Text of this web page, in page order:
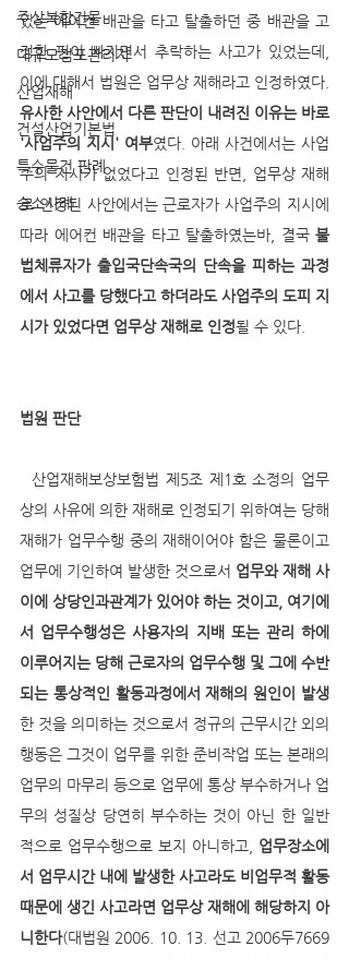
주상복합건물
대규모점포관리자
산업재해
건설산업기본법
특수물건 판례
승소사례
있는 에어컨 배관을 타고 탈출하던 중 배관을 고
정한 핀이 빠지면서 추락하는 사고가 있었는데,
유사한 사안에서 다른 판단이 내려진 이유는 바로
'사업주의 지시' 여부였다. 아래 사건에서는 사업
주의 지시가 없었다고 인정된 반면, 업무상 재해
로 인정된 사안에서는 근로자가 사업주의 지시에
따라 에어컨 배관을 타고 탈출하였는바, 결국 불
법체류자가 출입국단속국의 단속을 피하는 과정
에서 사고를 당했다고 하더라도 사업주의 도피 지
시가 있었다면 업무상 재해로 인정될 수 있다.
법원 판단
  산업재해보상보험법 제5조 제1호 소정의 업무
상의 사유에 의한 재해로 인정되기 위하여는 당해
재해가 업무수행 중의 재해이어야 함은 물론이고
업무에 기인하여 발생한 것으로서 업무와 재해 사
이에 상당인과관계가 있어야 하는 것이고, 여기에
서 업무수행성은 사용자의 지배 또는 관리 하에
이루어지는 당해 근로자의 업무수행 및 그에 수반
되는 통상적인 활동과정에서 재해의 원인이 발생
한 것을 의미하는 것으로서 정규의 근무시간 외의
행동은 그것이 업무를 위한 준비작업 또는 본래의
업무의 마무리 등으로 업무에 통상 부수하거나 업
무의 성질상 당연히 부수하는 것이 아닌 한 일반
적으로 업무수행으로 보지 아니하고, 업무장소에
서 업무시간 내에 발생한 사고라도 비업무적 활동
때문에 생긴 사고라면 업무상 재해에 해당하지 아
니한다(대법원 2006. 10. 13. 선고 2006두7669